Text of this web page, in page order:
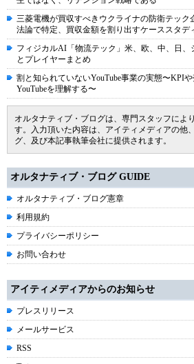
三菱電機が買収すべきウクライナの防衛テッ
法論で特定、買収金額を割り出すケーススタデ
フィジカルAI「物流テック」米、欧、中、日、
とプレイヤーまとめ
割と知られていないYouTube事業の実態〜KPI
YouTubeを理解する〜
オルタナティブ・ブログは、専門スタッフによ
す。入力頂いた内容は、アイティメディアの他
グ、及び本記事執筆会社に提供されます。
オルタナティブ・ブログ GUIDE
オルタナティブ・ブログ憲章
利用規約
プライバシーポリシー
お問い合わせ
アイティメディアからのお知らせ
プレスリリース
メールサービス
RSS